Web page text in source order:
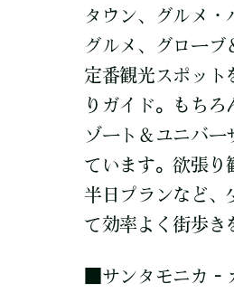
タウン、グルメ
グルメ、グローブ
定番観光スポット
りガイド。もち
ゾート＆ユニバ
ています。欲張り
半日プランなど、
て効率よく街歩き
サンタモニカ -